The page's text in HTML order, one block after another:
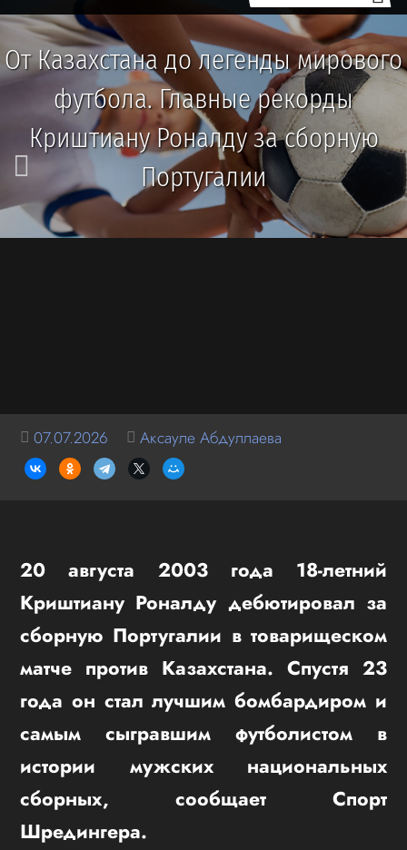
От Казахстана до легенды мирового
футбола. Главные рекорды
Криштиану Роналду за сборную
Португалии
07.07.2026 Аксауле Абдуллаева
20 августа 2003 года 18-летний
Криштиану Роналду дебютировал за
сборную Португалии в товарищеском
матче против Казахстана. Спустя 23
года он стал лучшим бомбардиром и
самым сыгравшим футболистом в
истории мужских национальных
сборных, сообщает Спорт
Шредингера.